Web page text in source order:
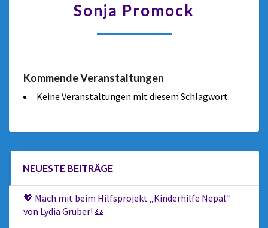
Sonja Promock
Kommende Veranstaltungen
Keine Veranstaltungen mit diesem Schlagwort
NEUESTE BEITRÄGE
💖 Mach mit beim Hilfsprojekt „Kinderhilfe Nepal“
von Lydia Gruber! 🙏